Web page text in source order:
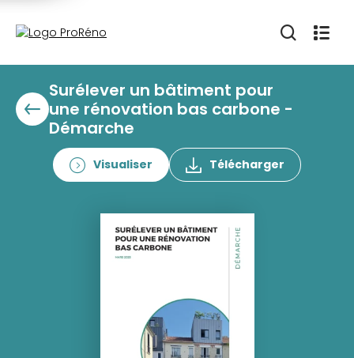
Surélever un bâtiment pour
une rénovation bas carbone -
Démarche
Visualiser Télécharger